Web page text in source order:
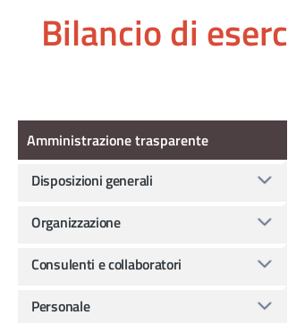
Bilancio di
Amministrazione
Amministrazione trasparente
Disposizioni generali
Organizzazione
Consulenti e collaboratori
Personale